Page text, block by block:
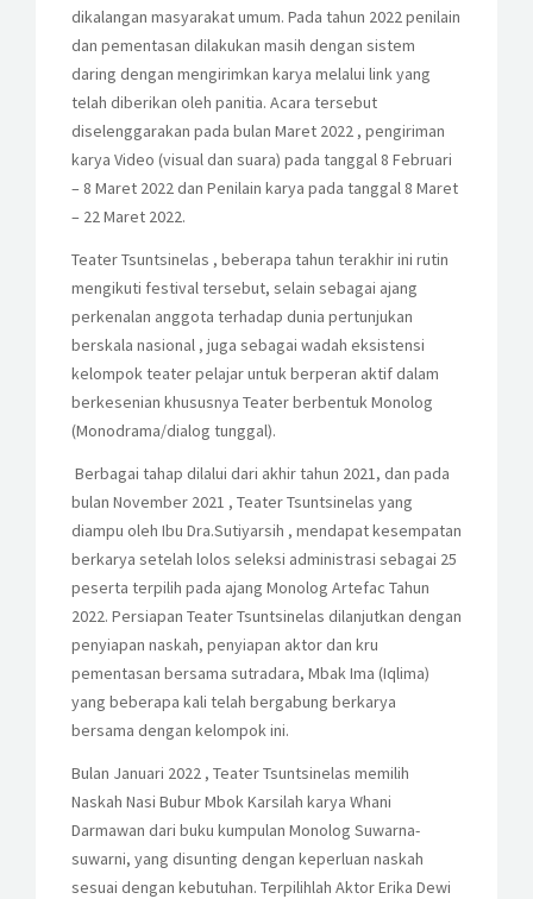
dikalangan masyarakat umum. Pada tahun 2022 penilain
dan pementasan dilakukan masih dengan sistem
daring dengan mengirimkan karya melalui link yang
telah diberikan oleh panitia. Acara tersebut
diselenggarakan pada bulan Maret 2022 , pengiriman
karya Video (visual dan suara) pada tanggal 8 Februari
– 8 Maret 2022 dan Penilain karya pada tanggal 8 Maret
– 22 Maret 2022.
Teater Tsuntsinelas , beberapa tahun terakhir ini rutin
mengikuti festival tersebut, selain sebagai ajang
perkenalan anggota terhadap dunia pertunjukan
berskala nasional , juga sebagai wadah eksistensi
kelompok teater pelajar untuk berperan aktif dalam
berkesenian khususnya Teater berbentuk Monolog
(Monodrama/dialog tunggal).
Berbagai tahap dilalui dari akhir tahun 2021, dan pada
bulan November 2021 , Teater Tsuntsinelas yang
diampu oleh Ibu Dra.Sutiyarsih , mendapat kesempatan
berkarya setelah lolos seleksi administrasi sebagai 25
peserta terpilih pada ajang Monolog Artefac Tahun
2022. Persiapan Teater Tsuntsinelas dilanjutkan dengan
penyiapan naskah, penyiapan aktor dan kru
pementasan bersama sutradara, Mbak Ima (Iqlima)
yang beberapa kali telah bergabung berkarya
bersama dengan kelompok ini.
Bulan Januari 2022 , Teater Tsuntsinelas memilih
Naskah Nasi Bubur Mbok Karsilah karya Whani
Darmawan dari buku kumpulan Monolog Suwarna-
suwarni, yang disunting dengan keperluan naskah
sesuai dengan kebutuhan. Terpilihlah Aktor Erika Dewi